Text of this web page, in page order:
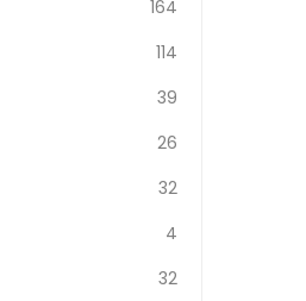
164
114
39
26
32
4
32